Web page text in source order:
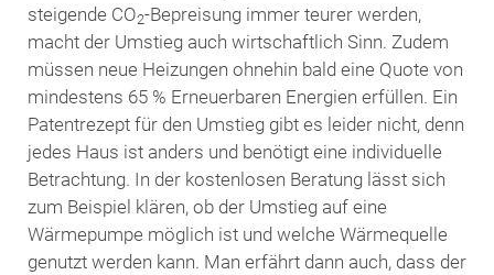
steigende CO2-Bepreisung immer teurer werden,
macht der Umstieg auch wirtschaftlich Sinn. Zudem
müssen neue Heizungen ohnehin bald eine Quote von
mindestens 65 % Erneuerbaren Energien erfüllen. Ein
Patentrezept für den Umstieg gibt es leider nicht, denn
jedes Haus ist anders und benötigt eine individuelle
Betrachtung. In der kostenlosen Beratung lässt sich
zum Beispiel klären, ob der Umstieg auf eine
Wärmepumpe möglich ist und welche Wärmequelle
genutzt werden kann. Man erfährt dann auch, dass der